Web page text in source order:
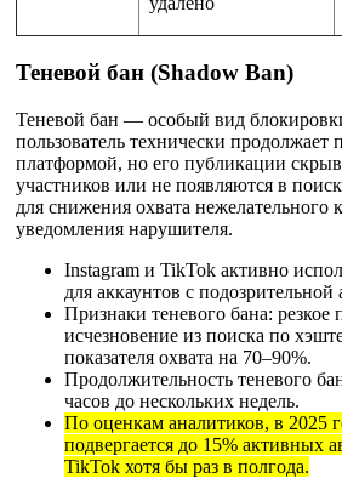
Теневой бан (Shadow Ban)
Теневой бан — особый вид
пользователь технически продолжает
платформой, но его публикации
участников или не появляются в
для снижения охвата нежелательного
уведомления нарушителя.
Instagram и TikTok активно
для аккаунтов с подозрительной
Признаки теневого бана: резкое
исчезновение из поиска по
показателя охвата на 70–90%.
Продолжительность теневого
часов до нескольких недель.
По оценкам аналитиков, в 2025
подвергается до 15% активных
TikTok хотя бы раз в полгода.